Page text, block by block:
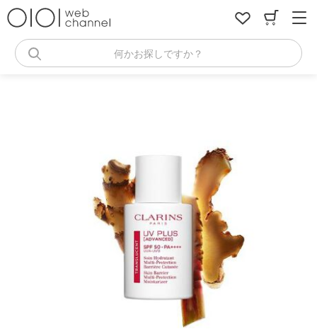
何かお探しですか？